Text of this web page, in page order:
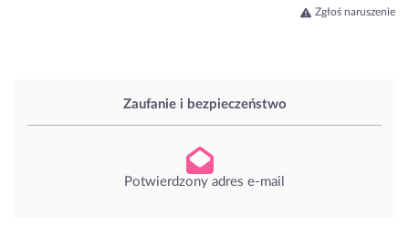
Zaufanie i bezpieczeństwo
Potwierdzony adres e-mail
Zgłoś naruszenie